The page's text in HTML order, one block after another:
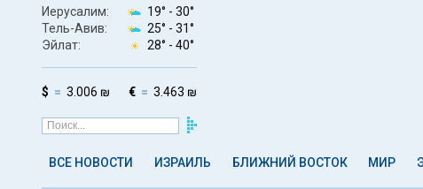
Иерусалим: 19° - 30°
Тель-Авив:
25° - 31°
Эйлат:
28° - 40°
$ 3.006 ₪ € 3.463 ₪
ВСЕ НОВОСТИ ИЗРАИЛЬ БЛИЖНИЙ ВОСТОК МИР